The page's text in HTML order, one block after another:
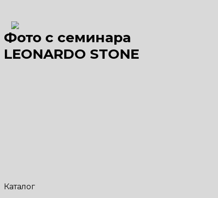
Фото с семинара
LEONARDO STONE
Каталог